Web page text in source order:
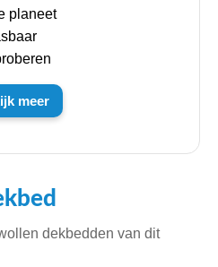
planeet
meer
dekbedden van dit